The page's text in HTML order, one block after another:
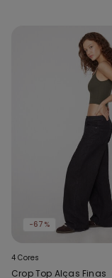
-67%
4 Cores
Crop Top Alças Finas